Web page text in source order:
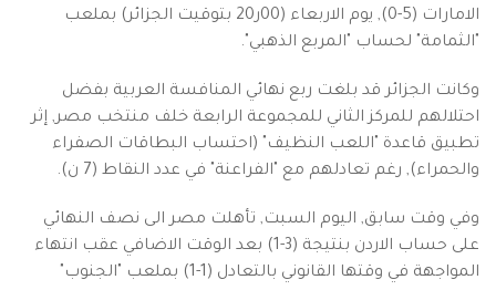
الامارات (5-0), يوم الاربعاء (00ر20 بتوقيت الجزائر) بملعب
"الثمامة" لحساب "المربع الذهبي".
وكانت الجزائر قد بلغت ربع نهائي المنافسة العربية بفضل
احتلالهم للمركز الثاني للمجموعة الرابعة خلف منتخب مصر, إثر
تطبيق قاعدة "اللعب النظيف" (احتساب البطاقات الصفراء
والحمراء), رغم تعادلهم مع "الفراعنة" في عدد النقاط (7 ن).
وفي وقت سابق, اليوم السبت, تأهلت مصر الى نصف النهائي
على حساب الاردن بنتيجة (3-1) بعد الوقت الاضافي عقب انتهاء
المواجهة في وقتها القانوني بالتعادل (1-1) بملعب "الجنوب"